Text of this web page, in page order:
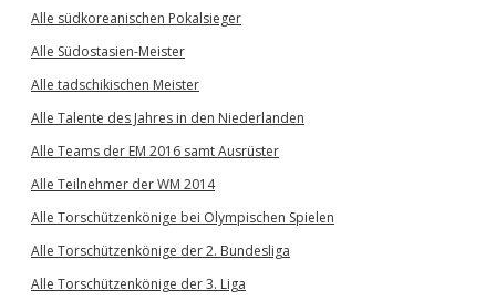
Alle südkoreanischen Pokalsieger
Alle Südostasien-Meister
Alle tadschikischen Meister
Alle Talente des Jahres in den Niederlanden
Alle Teams der EM 2016 samt Ausrüster
Alle Teilnehmer der WM 2014
Alle Torschützenkönige bei Olympischen Spielen
Alle Torschützenkönige der 2. Bundesliga
Alle Torschützenkönige der 3. Liga